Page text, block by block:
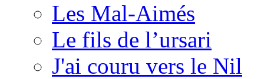
Les Mal-Aimés
Le fils de l’ursari
J'ai couru vers le Nil